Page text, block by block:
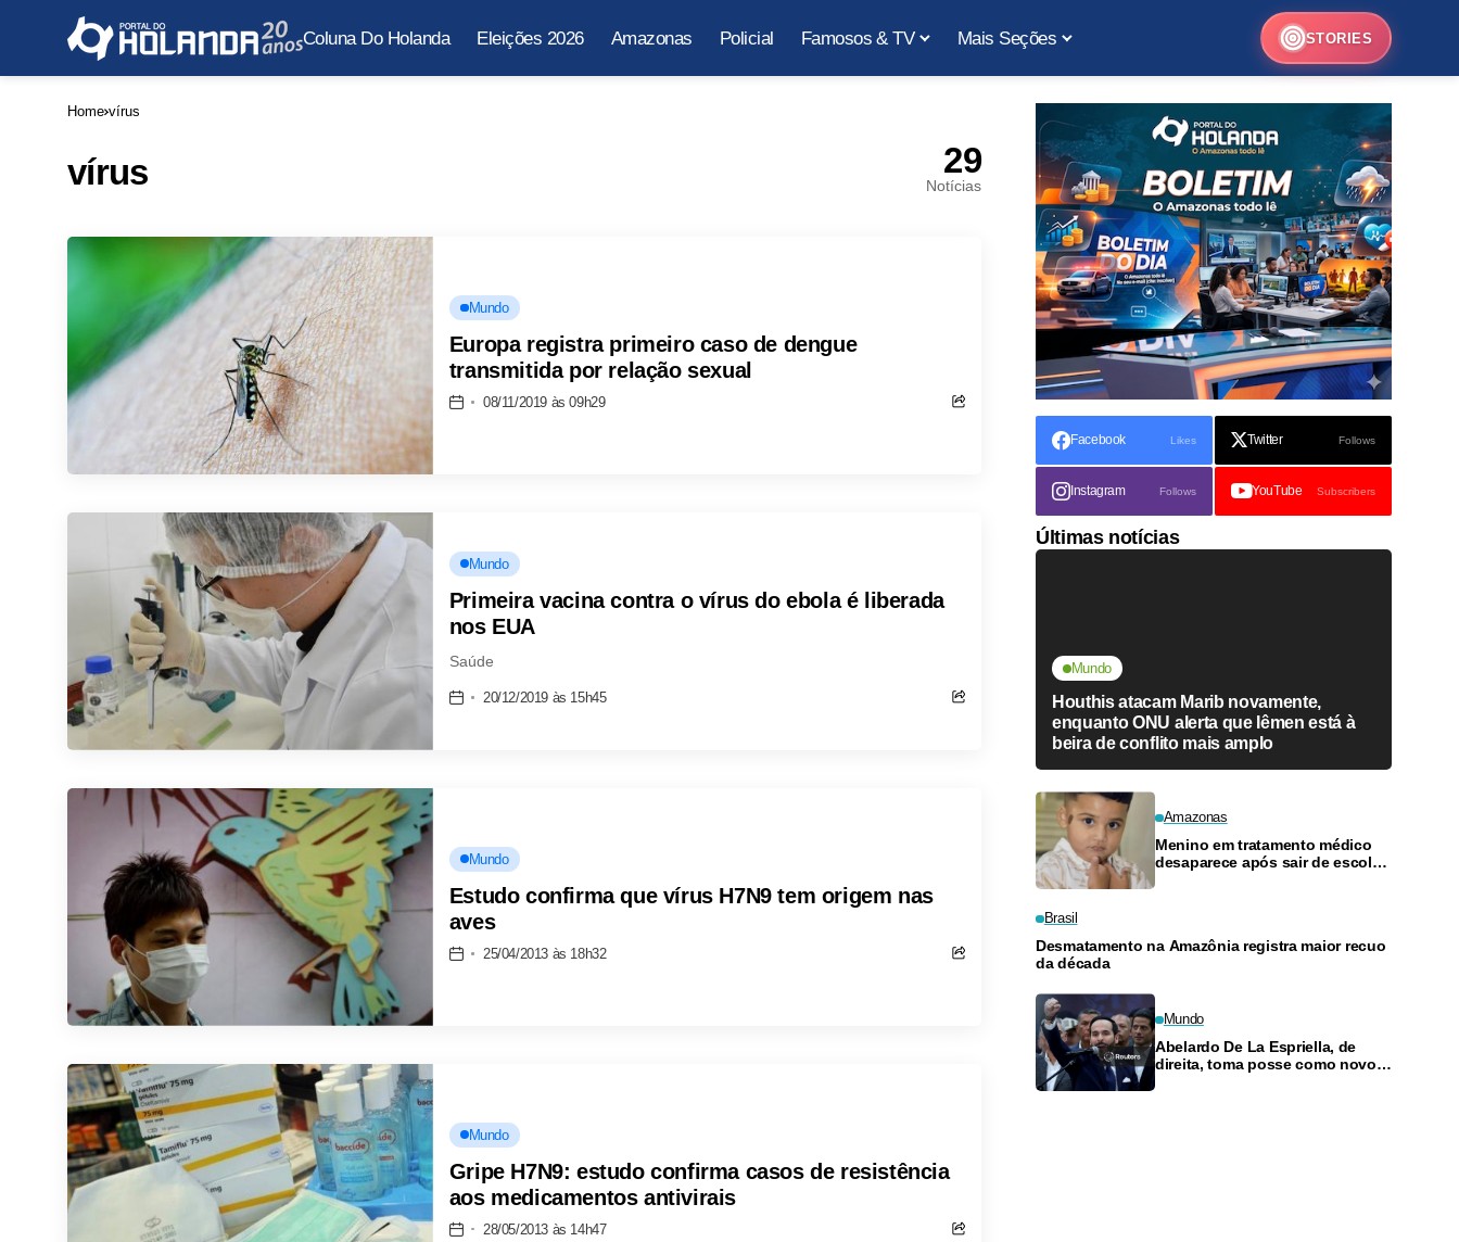
Coluna Do Holanda Eleições 2026 Amazonas Policial Famosos & TV Mais Seções STORIES
Home vírus
vírus 29
Notícias
Mundo
Europa registra primeiro caso de dengue
transmitida por relação sexual
08/11/2019 às 09h29
Mundo
Primeira vacina contra o vírus do ebola é liberada
nos EUA
Saúde
20/12/2019 às 15h45
Mundo
Estudo confirma que vírus H7N9 tem origem nas
aves
25/04/2013 às 18h32
Mundo
Gripe H7N9: estudo confirma casos de resistência
aos medicamentos antivirais
28/05/2013 às 14h47
Facebook Likes Twitter Follows
Instagram Follows YouTube Subscribers
Últimas notícias
Mundo
Houthis atacam Marib novamente,
enquanto ONU alerta que Iêmen está à
beira de conflito mais amplo
Amazonas
Menino em tratamento médico
desaparece após sair de escola
Brasil
Desmatamento na Amazônia registra maior recuo
da década
Mundo
Abelardo De La Espriella, de
direita, toma posse como novo